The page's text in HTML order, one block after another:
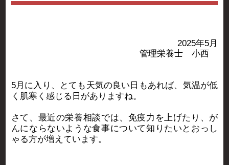
2025年5月
管理栄養士 小西
5月に入り、とても天気の良い日もあれば、気温が低
く肌寒く感じる日がありますね。
さて、最近の栄養相談では、免疫力を上げたり、が
んにならないような食事について知りたいとおっし
ゃる方が増えています。